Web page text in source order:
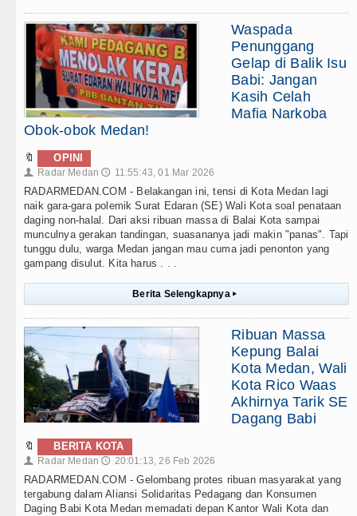
Waspada
Penunggang
Gelap di Balik Isu
Babi: Jangan
Kasih Celah
Mafia Narkoba
Obok-obok Medan!
🔖 OPINI
👤 Radar Medan 🕔 11:55:43, 01 Mar 2026
RADARMEDAN.COM - Belakangan ini, tensi di Kota Medan lagi
naik gara-gara polemik Surat Edaran (SE) Wali Kota soal penataan
daging non-halal. Dari aksi ribuan massa di Balai Kota sampai
munculnya gerakan tandingan, suasananya jadi makin "panas". Tapi
tunggu dulu, warga Medan jangan mau cuma jadi penonton yang
gampang disulut. Kita harus . . .
Berita Selengkapnya ▸
Ribuan Massa
Kepung Balai
Kota Medan, Wali
Kota Rico Waas
Akhirnya Tarik SE
Dagang Babi
🔖 BERITA KOTA
👤 Radar Medan 🕔 20:01:13, 26 Feb 2026
RADARMEDAN.COM - Gelombang protes ribuan masyarakat yang
tergabung dalam Aliansi Solidaritas Pedagang dan Konsumen
Daging Babi Kota Medan memadati depan Kantor Wali Kota dan